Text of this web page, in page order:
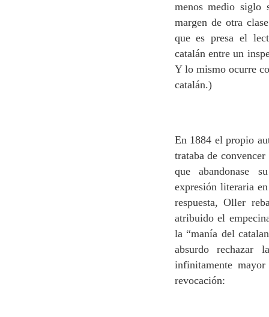
menos medio siglo
margen de otra
que es presa el
catalán entre un
Y lo mismo ocurre
catalán.)
En 1884 el propio
trataba de
que abandonase
expresión literaria
respuesta, Oller
atribuido el
la “manía del
absurdo rechazar
infinitamente
revocación: